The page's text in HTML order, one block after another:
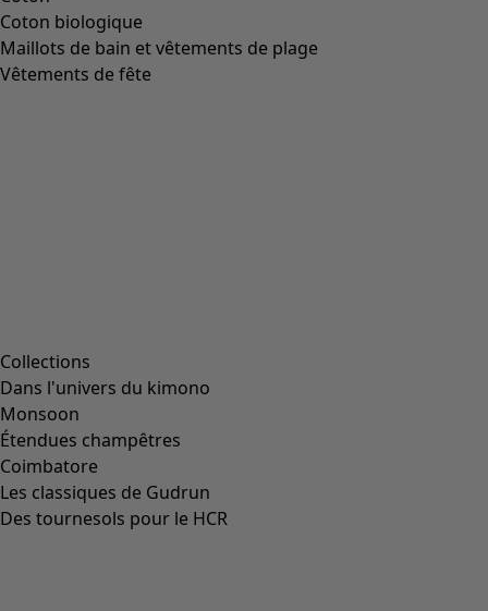
Coton biologique
Maillots de bain et vêtements de plage
Vêtements de fête
Collections
Dans l'univers du kimono
Monsoon
Étendues champêtres
Coimbatore
Les classiques de Gudrun
Des tournesols pour le HCR